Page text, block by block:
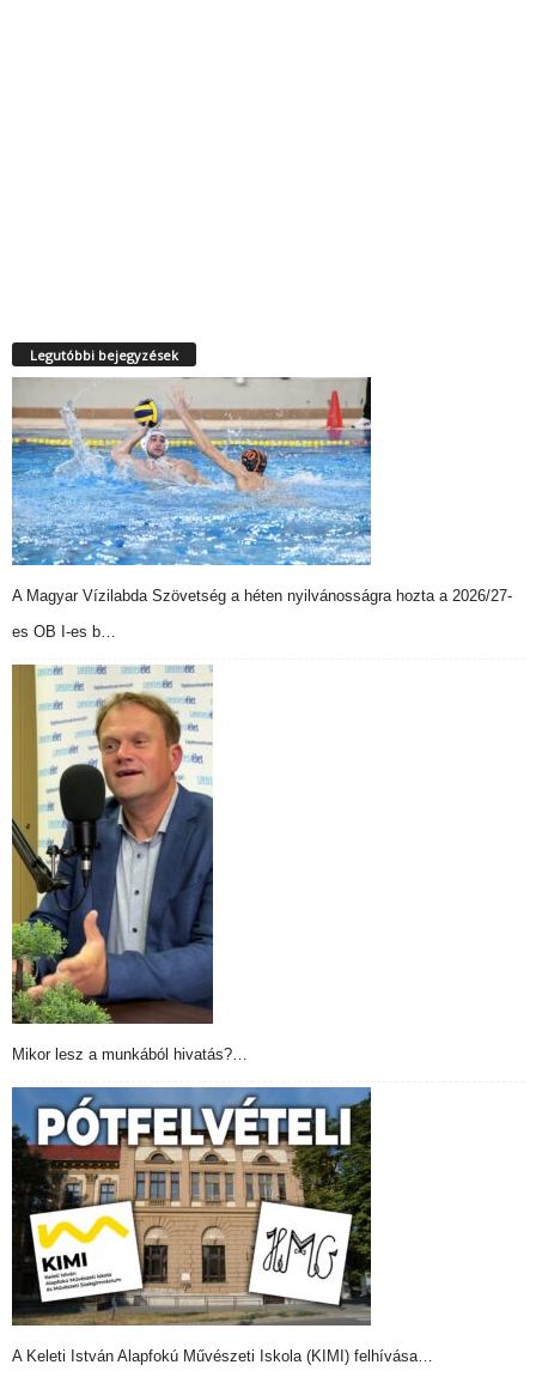
Legutóbbi bejegyzések
A Magyar Vízilabda Szövetség a héten nyilvánosságra hozta a 2026/27-
es OB I-es b…
Mikor lesz a munkából hivatás?…
A Keleti István Alapfokú Művészeti Iskola (KIMI) felhívása…